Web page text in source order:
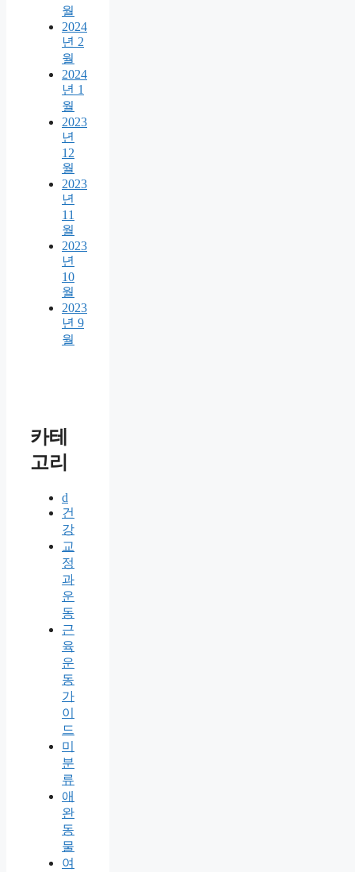
월
2024
년 2
월
2024
년 1
월
2023
년
12
월
2023
년
11
월
2023
년
10
월
2023
년 9
월
카테
고리
d
건
강
교
정
과
운
동
근
육
운
동
가
이
드
미
분
류
애
완
동
물
여